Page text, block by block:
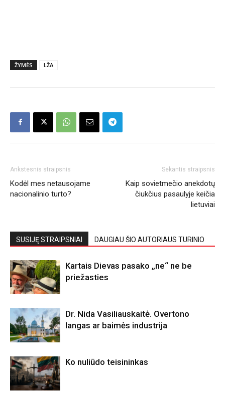
ŽYMĖS LŽA
Ankstesnis straipsnis
Kodėl mes netausojame
nacionalinio turto?
Sekantis straipsnis
Kaip sovietmečio anekdotų
čiukčius pasaulyje keičia
lietuviai
SUSIJĘ STRAIPSNIAI DAUGIAU ŠIO AUTORIAUS TURINIO
Kartais Dievas pasako „ne“ ne be
priežasties
Dr. Nida Vasiliauskaitė. Overtono
langas ar baimės industrija
Ko nuliūdo teisininkas